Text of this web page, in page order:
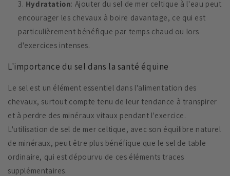
Hydratation: Ajouter du sel de mer celtique à l'eau peut
encourager les chevaux à boire davantage, ce qui est
particulièrement bénéfique par temps chaud ou lors
d'exercices intenses.
L'importance du sel dans la santé équine
Le sel est un élément essentiel dans l'alimentation des
chevaux, surtout compte tenu de leur tendance à transpirer
et à perdre des minéraux vitaux pendant l'exercice.
L'utilisation de sel de mer celtique, avec son équilibre naturel
de minéraux, peut être plus bénéfique que le sel de table
ordinaire, qui est dépourvu de ces éléments traces
supplémentaires.